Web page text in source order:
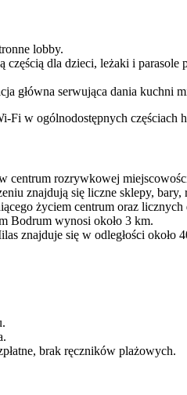
lobby.
częścią dla dzieci, leżaki i parasole
główna serwująca dania kuchni
Fi w ogólnodostępnych częściach
centrum rozrywkowej
znajdują się liczne sklepy, bary,
życiem centrum oraz licznych
Bodrum wynosi około 3 km.
znajduje się w odległości około
brak ręczników plażowych.